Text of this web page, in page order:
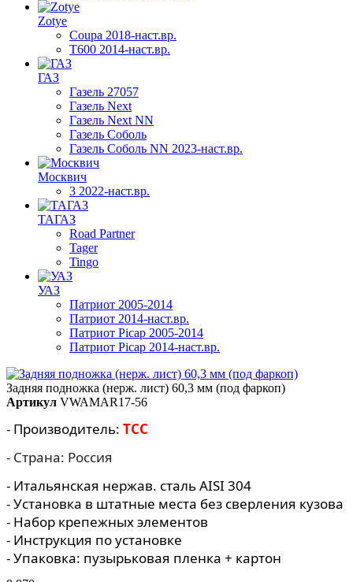
Zotye
Coupa 2018-наст.вр.
T600 2014-наст.вр.
ГАЗ
Газель 27057
Газель Next
Газель Next NN
Газель Соболь
Газель Соболь NN 2023-наст.вр.
Москвич
3 2022-наст.вр.
ТАГАЗ
Road Partner
Tager
Tingo
УАЗ
Патриот 2005-2014
Патриот 2014-наст.вр.
Патриот Picap 2005-2014
Патриот Picap 2014-наст.вр.
Задняя подножка (нерж. лист) 60,3 мм (под фаркоп)
Артикул VWAMAR17-56
- Производитель: TCC
- Страна: Россия
- Итальянская нержав. сталь AISI 304
- Установка в штатные места без сверления кузова
- Набор крепежных элементов
- Инструкция по установке
- Упаковка: пузырьковая пленка + картон